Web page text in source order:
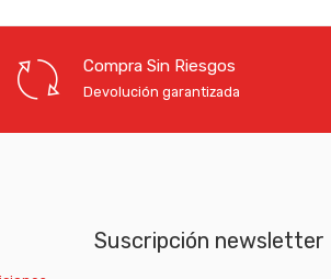
Compra Sin Riesgos
Devolución garantizada
Suscripción newsletter